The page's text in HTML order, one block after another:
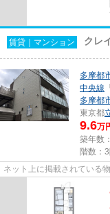
賃貸｜マンション クレ
多摩都
中央線
多摩都
東京都
9.6万
築年数
階数：
ネット上に掲載されている